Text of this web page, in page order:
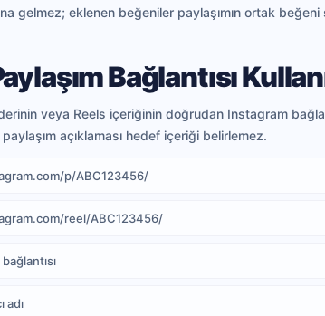
gelmez; eklenen beğeniler paylaşımın ortak beğeni
Bağlantısı
veya Reels içeriğinin doğrudan Instagram
açıklaması hedef içeriği belirlemez.
p/ABC123456/
reel/ABC123456/
adı